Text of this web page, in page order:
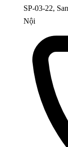
SP-03-22,
Nội